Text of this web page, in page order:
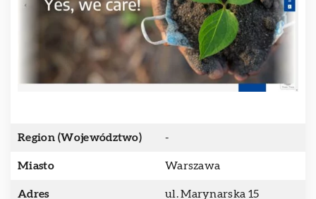
Region (Województwo) -
Miasto Warszawa
Adres ul. Marynarska 15